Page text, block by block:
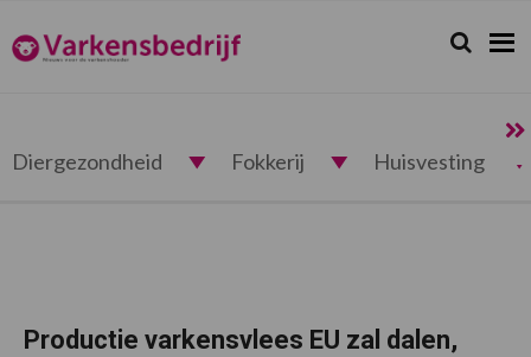
de
hoofdnavigatie
de
hoofd
de
eerste
de
voettekst
Varkensbedrijf.nl Zoeken...
Zoek
Diergezondheid Fokkerij Huisvesting
Productie varkensvlees EU zal dalen,